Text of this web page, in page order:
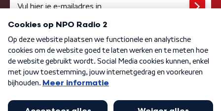
Algemene voorwaarden